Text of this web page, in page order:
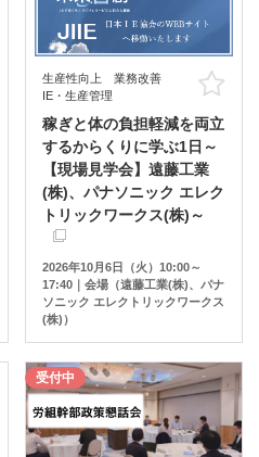
お気に入り生産性向上 業務改善
IE・生産管理
稼ぎと体の負担軽減を両立
するからくりに学ぶ1日～
【現場見学会】遠藤工業
(株)、パナソニック エレク
トリックワークス(株)～
2026年10月6日（火）10:00～
17:40｜会場（遠藤工業(株)、パナ
ソニック エレクトリックワークス
(株)）
受付中